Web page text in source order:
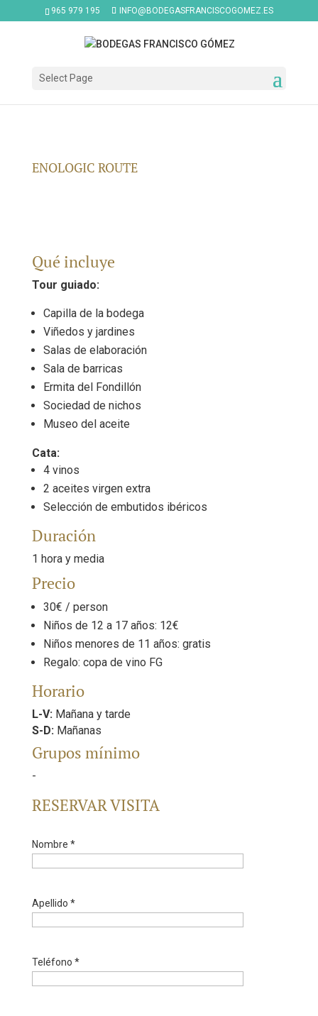
965 979 195 INFO@BODEGASFRANCISCOGOMEZ.ES
Select Page
ENOLOGIC ROUTE
Qué incluye
Tour guiado:
Capilla de la bodega
Viñedos y jardines
Salas de elaboración
Sala de barricas
Ermita del Fondillón
Sociedad de nichos
Museo del aceite
Cata:
4 vinos
2 aceites virgen extra
Selección de embutidos ibéricos
Duración
1 hora y media
Precio
30€ / person
Niños de 12 a 17 años: 12€
Niños menores de 11 años: gratis
Regalo: copa de vino FG
Horario
L-V: Mañana y tarde
S-D: Mañanas
Grupos mínimo
-
RESERVAR VISITA
Nombre *
Apellido *
Teléfono *